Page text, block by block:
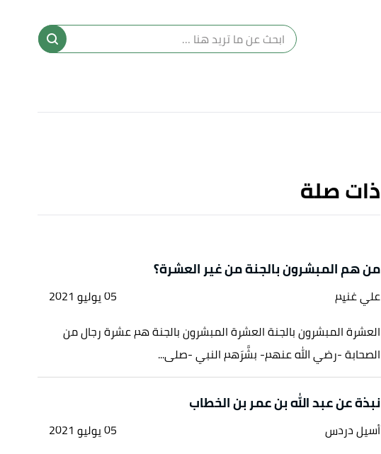
ذات صلة
من هم المبشرون بالجنة من غير العشرة؟
علي غنيم
05 يوليو 2021
العشرة المبشرون بالجنة العشرة المبشرون بالجنة هم عشرة رجال من
الصحابة -رضي الله عنهم- بشَّرَهم النبي -صلى...
نبذة عن عبد الله بن عمر بن الخطاب
أسيل دردس
05 يوليو 2021